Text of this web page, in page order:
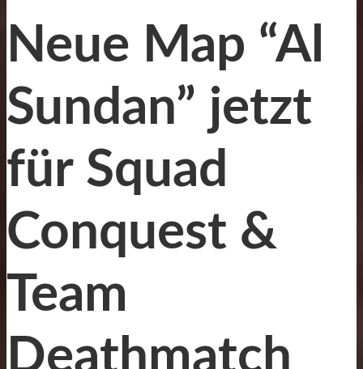
Neue Map “Al
Sundan” jetzt
für Squad
Conquest &
Team
Deathmatch